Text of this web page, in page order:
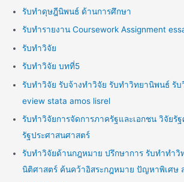
รับทำดุษฎีนิพนธ์ ด้านการศึกษา
รับทำรายงาน Coursework Assignment
รับทำวิจัย
รับทำวิจัย บทที่5
รับทำวิจัย รับจ้างทำวิจัย รับทำวิทยานิพนธ์ รับ
eview stata amos lisrel
รับทำวิจัยการจัดการภาครัฐและเอกชน วิจัยรั
รัฐประศาสนศาสตร์
รับทำวิจัยด้านกฎหมาย ปรึกษาการ รับทำทำ
นิติศาสตร์ ค้นคว้าอิสระกฎหมาย ปัญหาพิเศษ